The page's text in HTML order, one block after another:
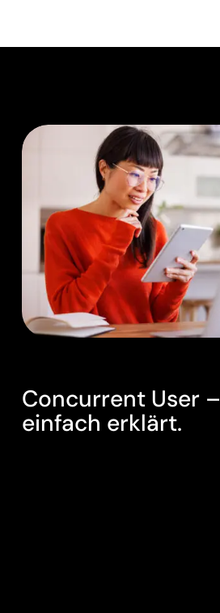
Concurrent User –
einfach erklärt.